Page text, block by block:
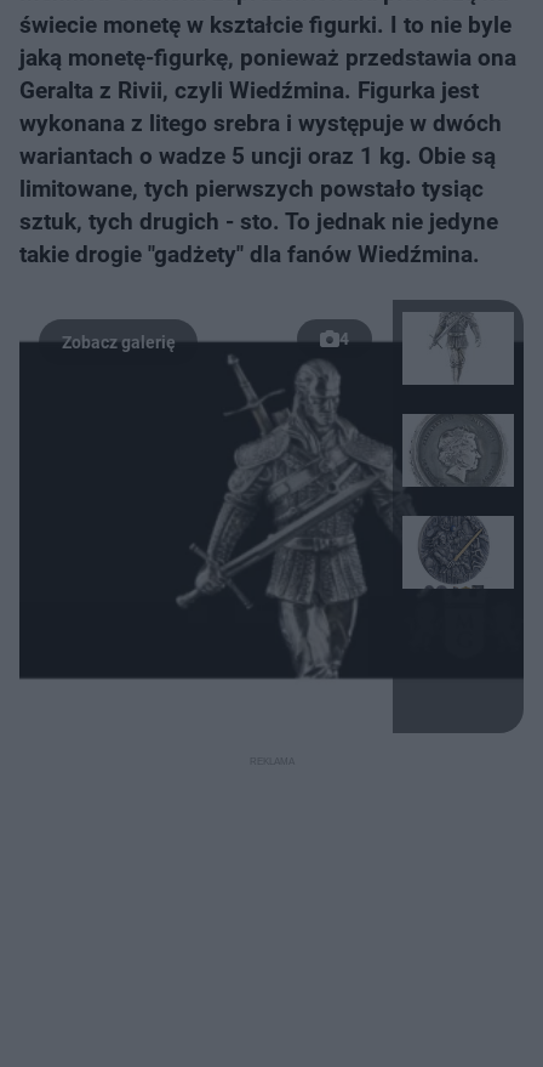
świecie monetę w kształcie figurki. I to nie byle
jaką monetę-figurkę, ponieważ przedstawia ona
Geralta z Rivii, czyli Wiedźmina. Figurka jest
wykonana z litego srebra i występuje w dwóch
wariantach o wadze 5 uncji oraz 1 kg. Obie są
limitowane, tych pierwszych powstało tysiąc
sztuk, tych drugich - sto. To jednak nie jedyne
takie drogie "gadżety" dla fanów Wiedźmina.
4